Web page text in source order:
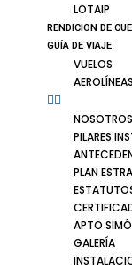
LOTAIP
RENDICION DE
GUÍA DE VIAJE
VUELOS
AEROLÍNEAS
NOSOTROS
PILARES
PLAN
APTO
GALERÍA